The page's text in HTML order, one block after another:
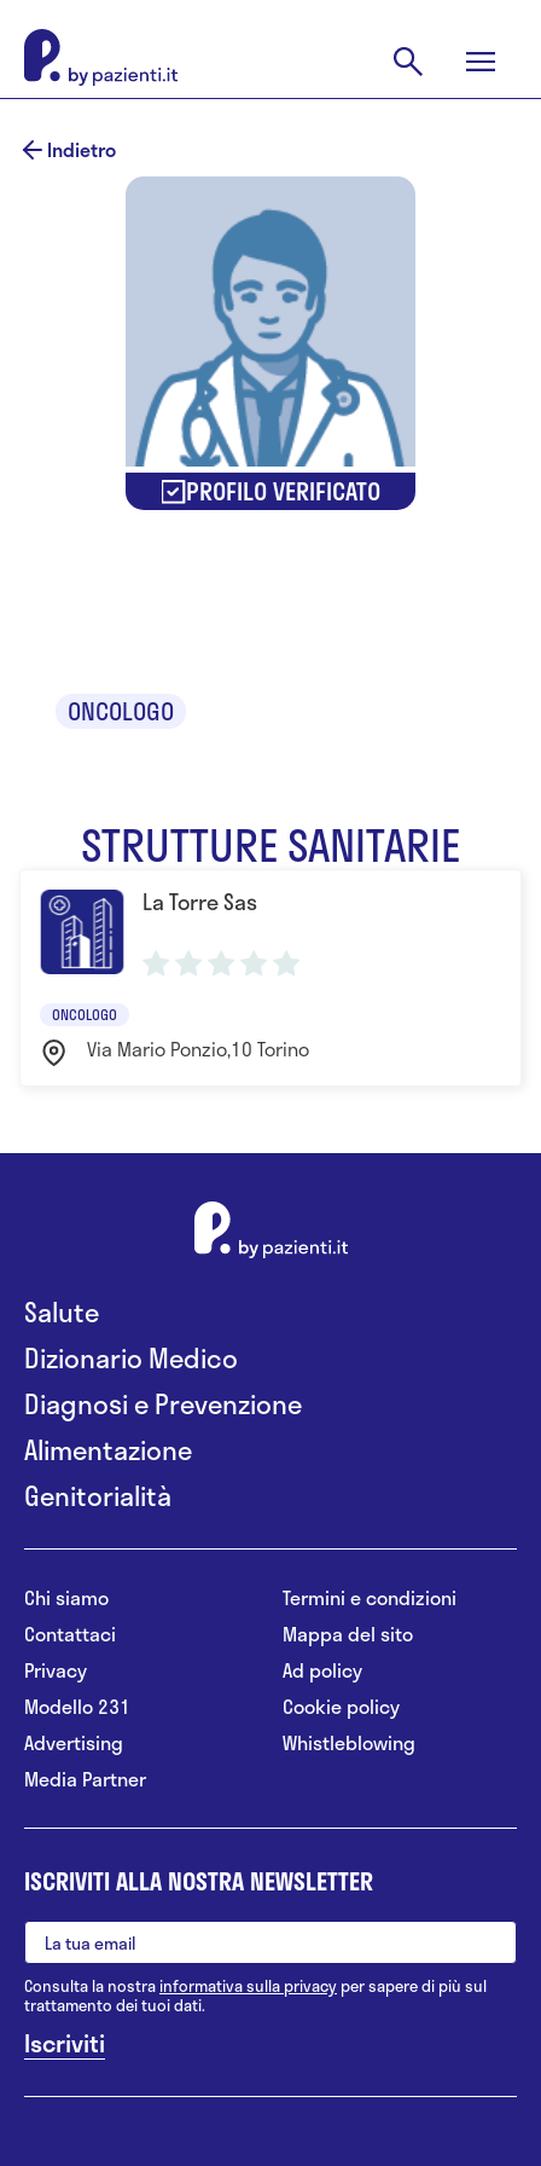
Indietro
PROFILO VERIFICATO
ONCOLOGO
STRUTTURE SANITARIE
La Torre Sas
ONCOLOGO
Via Mario Ponzio,10 Torino
Salute
Dizionario Medico
Diagnosi e Prevenzione
Alimentazione
Genitorialità
Chi siamo
Contattaci
Privacy
Modello 231
Advertising
Media Partner
Termini e condizioni
Mappa del sito
Ad policy
Cookie policy
Whistleblowing
ISCRIVITI ALLA NOSTRA NEWSLETTER
Consulta la nostrainformativa sulla privacy per sapere di più sul
trattamento dei tuoi dati.